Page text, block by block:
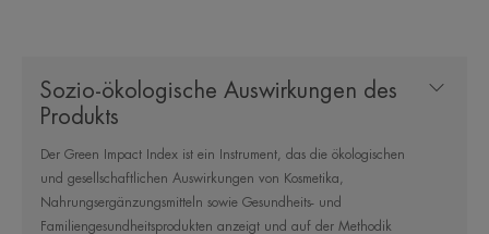
Eine cremige, schmelzende Textur mit einem
sofortigen Gefühl von Frische*.
Sozio-ökologische Auswirkungen des
Produkts
Der Green Impact Index ist ein Instrument, das die ökologischen
und gesellschaftlichen Auswirkungen von Kosmetika,
Nahrungsergänzungsmitteln sowie Gesundheits- und
Familiengesundheitsprodukten anzeigt und auf der Methodik